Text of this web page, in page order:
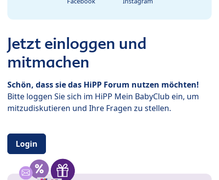
Jetzt einloggen und
mitmachen
Schön, dass sie das HiPP Forum nutzen möchten!
Bitte loggen Sie sich im HiPP Mein BabyClub ein, um
mitzudiskutieren und Ihre Fragen zu stellen.
Login